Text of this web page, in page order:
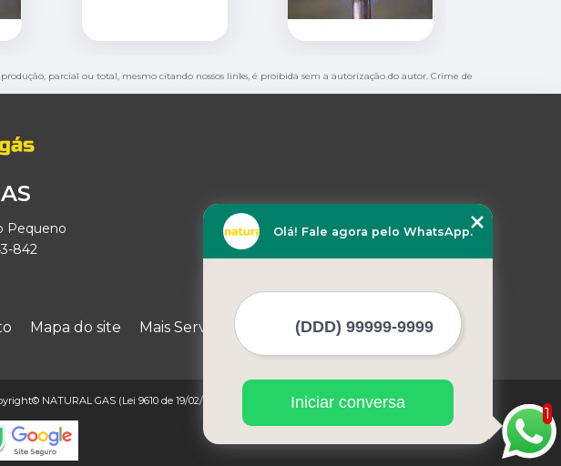
parcial ou total, mesmo citando nossos links, é proibida sem a autorização do autor. Crime de
Pequeno
842
Mapa do site Mais Serviços
NATURAL GAS (Lei 9610 de 19/02/1998)
1
Olá! Fale agora pelo WhatsApp.
Iniciar conversa